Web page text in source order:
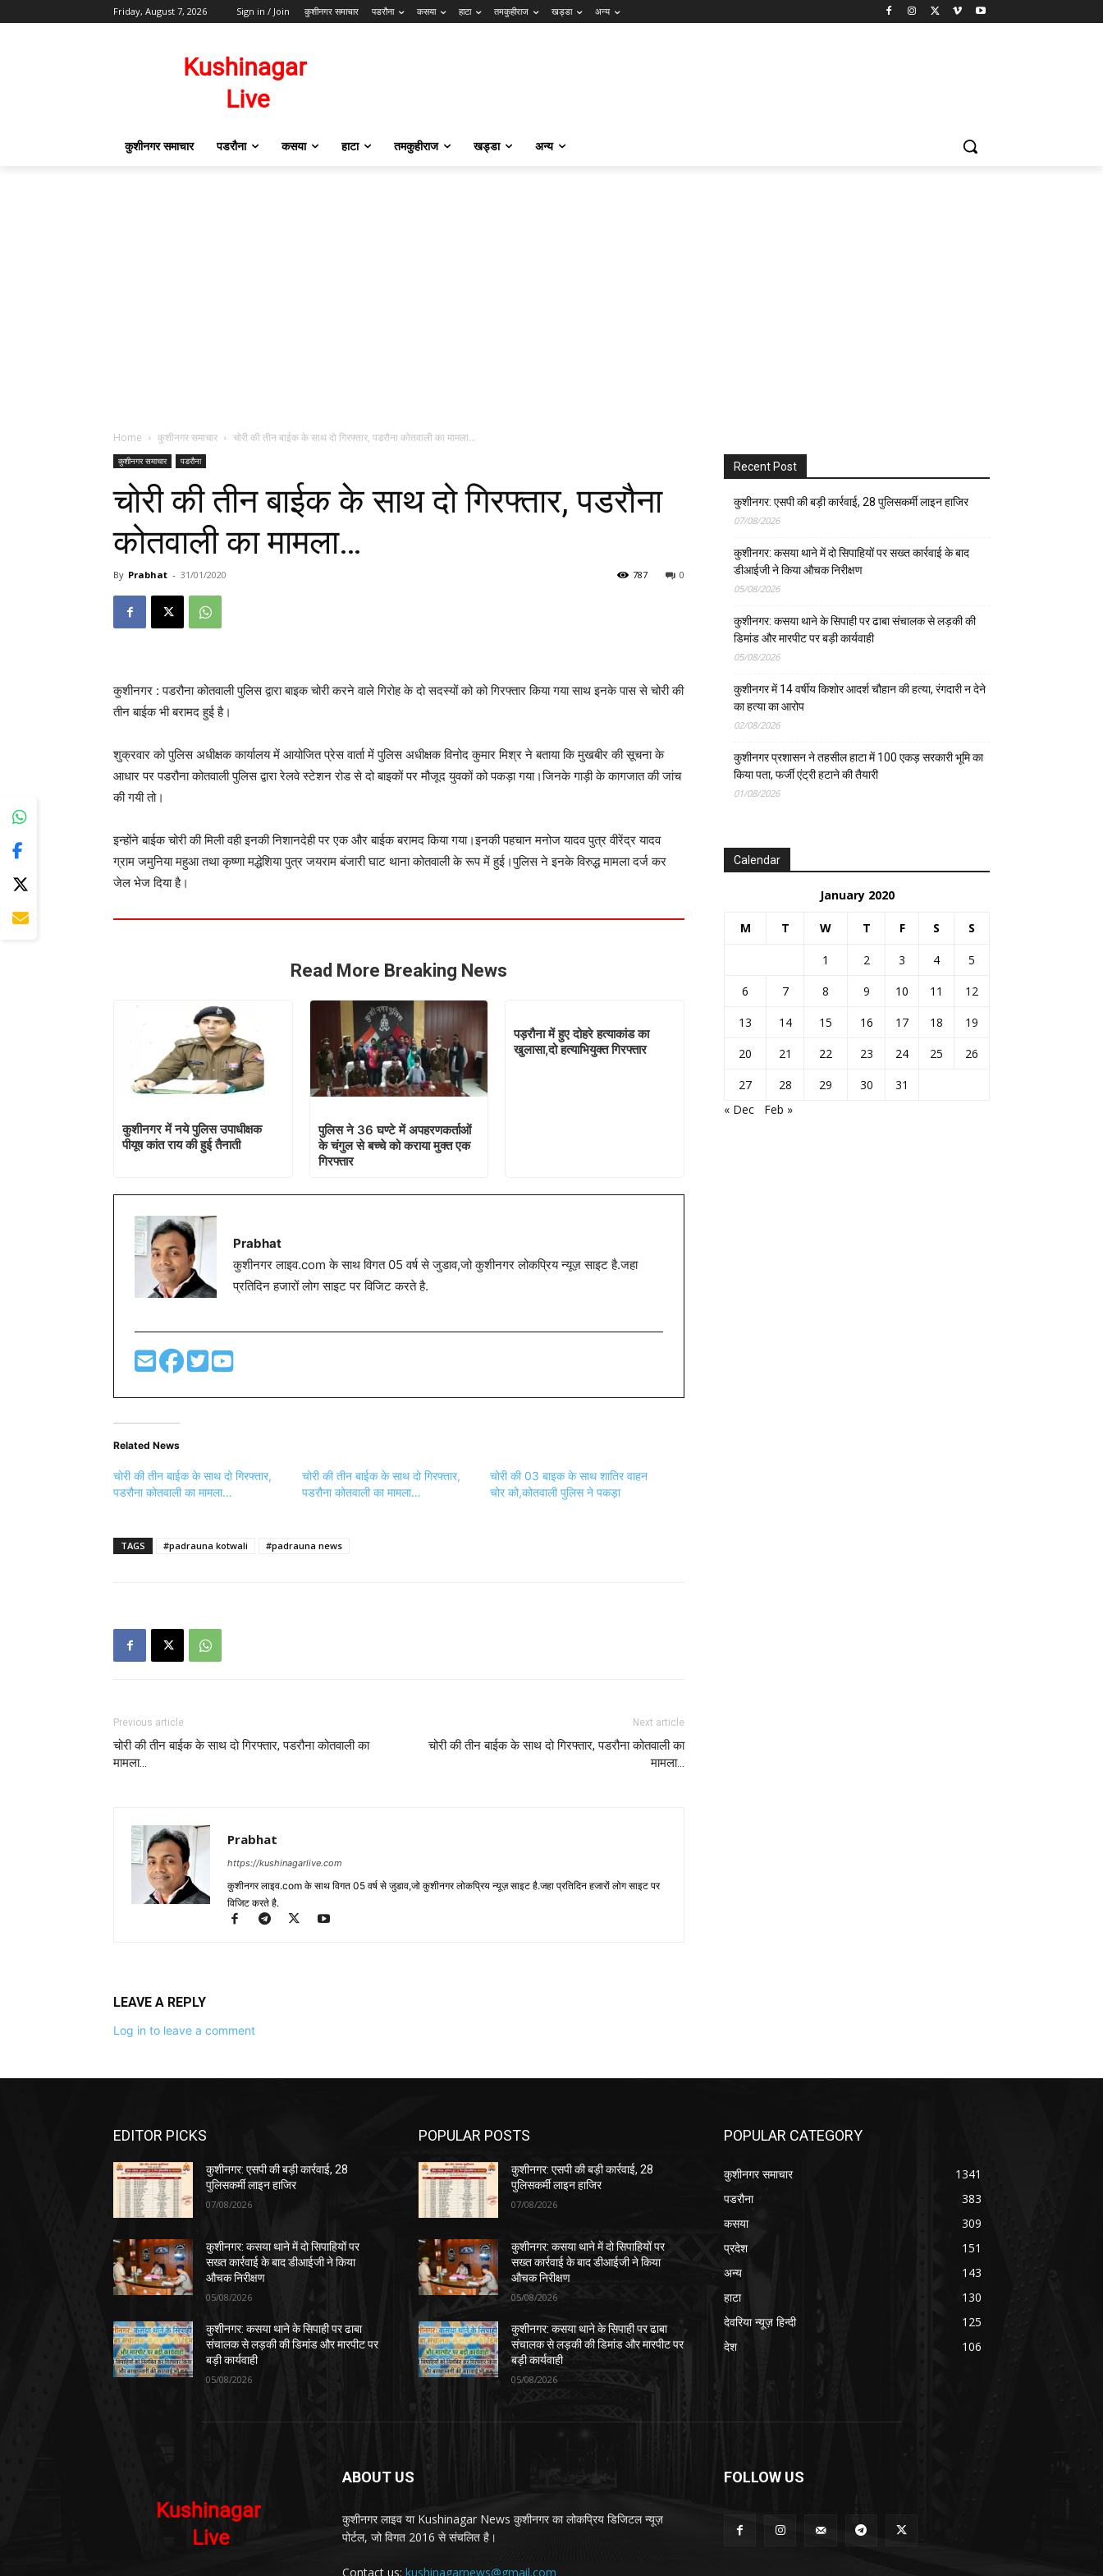
Friday, August 7, 2026 Sign in / Join कुशीनगर समाचार पडरौना कसया हाटा तमकुहीराज खड्डा अन्य
कुशीनगर समाचार पडरौना कसया हाटा तमकुहीराज खड्डा अन्य
Home कुशीनगर समाचार चोरी की तीन बाईक के साथ दो गिरफ्तार, पडरौना कोतवाली का मामला…
कुशीनगर समाचार पडरौना
चोरी की तीन बाईक के साथ दो गिरफ्तार, पडरौना
कोतवाली का मामला…
By Prabhat - 31/01/2020 0
787
कुशीनगर : पडरौना कोतवाली पुलिस द्वारा बाइक चोरी करने वाले गिरोह के दो सदस्यों को को गिरफ्तार किया गया साथ इनके पास से चोरी की
तीन बाईक भी बरामद हुई है।
शुक्रवार को पुलिस अधीक्षक कार्यालय में आयोजित प्रेस वार्ता में पुलिस अधीक्षक विनोद कुमार मिश्र ने बताया कि मुखबीर की सूचना के
आधार पर पडरौना कोतवाली पुलिस द्वारा रेलवे स्टेशन रोड से दो बाइकों पर मौजूद युवकों को पकड़ा गया।जिनके गाड़ी के कागजात की जांच
की गयी तो।
इन्होंने बाईक चोरी की मिली वही इनकी निशानदेही पर एक और बाईक बरामद किया गया।इनकी पहचान मनोज यादव पुत्र वीरेंद्र यादव
ग्राम जमुनिया महुआ तथा कृष्णा मद्धेशिया पुत्र जयराम बंजारी घाट थाना कोतवाली के रूप में हुई।पुलिस ने इनके विरुद्ध मामला दर्ज कर
जेल भेज दिया है।
Read More Breaking News
कुशीनगर में नये पुलिस उपाधीक्षक
पीयूष कांत राय की हुई तैनाती
पुलिस ने 36 घण्टे में अपहरणकर्ताओं
के चंगुल से बच्चे को कराया मुक्त एक
गिरफ्तार
पड़रौना में हुए दोहरे हत्याकांड का
खुलासा,दो हत्याभियुक्त गिरफ्तार
Prabhat
कुशीनगर लाइव.com के साथ विगत 05 वर्ष से जुडाव,जो कुशीनगर लोकप्रिय न्यूज़ साइट है.जहा
प्रतिदिन हजारों लोग साइट पर विजिट करते है.
Related News
चोरी की तीन बाईक के साथ दो गिरफ्तार,
पडरौना कोतवाली का मामला…
चोरी की तीन बाईक के साथ दो गिरफ्तार,
पडरौना कोतवाली का मामला…
चोरी की 03 बाइक के साथ शातिर वाहन
चोर को,कोतवाली पुलिस ने पकड़ा
TAGS #padrauna kotwali #padrauna news
Previous article
चोरी की तीन बाईक के साथ दो गिरफ्तार, पडरौना कोतवाली का
मामला…
Next article
चोरी की तीन बाईक के साथ दो गिरफ्तार, पडरौना कोतवाली का
मामला…
Prabhat
https://kushinagarlive.com
कुशीनगर लाइव.com के साथ विगत 05 वर्ष से जुडाव,जो कुशीनगर लोकप्रिय न्यूज़ साइट है.जहा प्रतिदिन हजारों लोग साइट पर
विजिट करते है.
LEAVE A REPLY
Log in to leave a comment
Recent Post
कुशीनगर: एसपी की बड़ी कार्रवाई, 28 पुलिसकर्मी लाइन हाजिर
07/08/2026
कुशीनगर: कसया थाने में दो सिपाहियों पर सख्त कार्रवाई के बाद
डीआईजी ने किया औचक निरीक्षण
05/08/2026
कुशीनगर: कसया थाने के सिपाही पर ढाबा संचालक से लड़की की
डिमांड और मारपीट पर बड़ी कार्यवाही
05/08/2026
कुशीनगर में 14 वर्षीय किशोर आदर्श चौहान की हत्या, रंगदारी न देने
का हत्या का आरोप
02/08/2026
कुशीनगर प्रशासन ने तहसील हाटा में 100 एकड़ सरकारी भूमि का
किया पता, फर्जी एंट्री हटाने की तैयारी
01/08/2026
Calendar
January 2020
M T W T F S S
1 2 3 4
5
6
7 8 9 10 11
12
13
14 15 16 17 18
19
20
21 22 23 24 25
26
27
28 29 30
31
« Dec
Feb »
EDITOR PICKS
कुशीनगर: एसपी की बड़ी कार्रवाई, 28
पुलिसकर्मी लाइन हाजिर
07/08/2026
कुशीनगर: कसया थाने में दो सिपाहियों पर
सख्त कार्रवाई के बाद डीआईजी ने किया
औचक निरीक्षण
05/08/2026
कुशीनगर: कसया थाने के सिपाही पर ढाबा
संचालक से लड़की की डिमांड और मारपीट पर
बड़ी कार्यवाही
05/08/2026
POPULAR POSTS
कुशीनगर: एसपी की बड़ी कार्रवाई, 28
पुलिसकर्मी लाइन हाजिर
07/08/2026
कुशीनगर: कसया थाने में दो सिपाहियों पर
सख्त कार्रवाई के बाद डीआईजी ने किया
औचक निरीक्षण
05/08/2026
कुशीनगर: कसया थाने के सिपाही पर ढाबा
संचालक से लड़की की डिमांड और मारपीट पर
बड़ी कार्यवाही
05/08/2026
POPULAR CATEGORY
कुशीनगर समाचार
1341
पडरौना
383
कसया
309
प्रदेश
151
अन्य
143
हाटा
130
देवरिया न्यूज़ हिन्दी
125
देश
106
ABOUT US
कुशीनगर लाइव या Kushinagar News कुशीनगर का लोकप्रिय डिजिटल न्यूज़
पोर्टल, जो विगत 2016 से संचलित है।
Contact us: kushinagarnews@gmail.com
FOLLOW US